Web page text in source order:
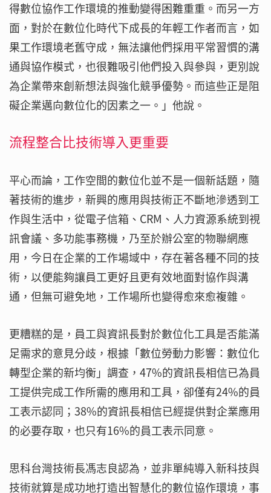
得數位協作工作環境的推動變得困難重重。而另一方
面，對於在數位化時代下成長的年輕工作者而言，如
果工作環境老舊守成，無法讓他們採用平常習慣的溝
通與協作模式，也很難吸引他們投入與參與，更別說
為企業帶來創新想法與強化競爭優勢。而這些正是阻
礙企業邁向數位化的因素之一。」他說。
流程整合比技術導入更重要
平心而論，工作空間的數位化並不是一個新話題，隨
著技術的進步，新興的應用與技術正不斷地滲透到工
作與生活中，從電子信箱、CRM、人力資源系統到視
訊會議、多功能事務機，乃至於辦公室的物聯網應
用，今日在企業的工作場域中，存在著各種不同的技
術，以便能夠讓員工更好且更有效地面對協作與溝
通，但無可避免地，工作場所也變得愈來愈複雜。
更糟糕的是，員工與資訊長對於數位化工具是否能滿
足需求的意見分歧，根據「數位勞動力影響：數位化
轉型企業的新均衡」調查，47%的資訊長相信已為員
工提供完成工作所需的應用和工具，卻僅有24%的員
工表示認同；38%的資訊長相信已經提供對企業應用
的必要存取，也只有16%的員工表示同意。
思科台灣技術長馮志良認為，並非單純導入新科技與
技術就算是成功地打造出智慧化的數位協作環境，事